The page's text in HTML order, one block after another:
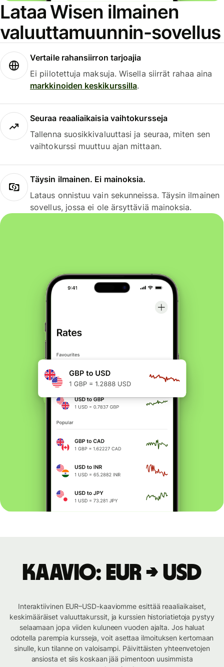
Lataa Wisen ilmainen
valuuttamuunnin-sovellus
Vertaile rahansiirron tarjoajia
Ei piilotettuja maksuja. Wisella siirrät rahaa aina
markkinoiden keskikurssilla.
Seuraa reaaliaikaisia vaihtokursseja
Tallenna suosikkivaluuttasi ja seuraa, miten sen
vaihtokurssi muuttuu ajan mittaan.
Täysin ilmainen. Ei mainoksia.
Lataus onnistuu vain sekunneissa. Täysin ilmainen
sovellus, jossa ei ole ärsyttäviä mainoksia.
Kaavio: EUR → USD
Interaktiivinen EUR–USD-kaaviomme esittää reaaliaikaiset,
keskimääräiset valuuttakurssit, ja kurssien historiatietoja pystyy
selaamaan jopa viiden kuluneen vuoden ajalta. Jos haluat
odotella parempia kursseja, voit asettaa ilmoituksen kertomaan
sinulle, kun tilanne on valoisampi. Päivittäisten yhteenvetojen
ansiosta et siis koskaan jää pimentoon uusimmista